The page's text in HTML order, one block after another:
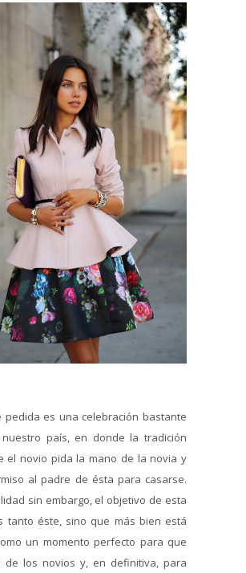
pedida es una celebración bastante
país, en donde la tradición
el novio pida la mano de la novia y
al padre de ésta para casarse.
sin embargo, el objetivo de esta
tanto éste, sino que más bien está
un momento perfecto para que
de los novios y, en definitiva, para